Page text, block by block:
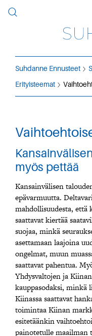
Suhdanne Ennusteet
Erityisteemat
myös pettää
Kansainvälisen
epävarmuutta.
mahdollisuudesta,
saattavat kiertää
suojaa, minkä
asettamaan laajoina
ongelmat, muun
saattavat pahentua.
Yhdysvaltojen ja
kauppasodaksi, minkä
Kiinassa saattavat
toimintaa Kiinan
esitetäänkin
painotetulle maailman